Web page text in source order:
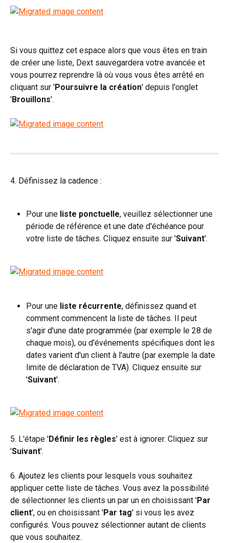
Si vous quittez cet espace alors que vous êtes en train
de créer une liste, Dext sauvegardera votre avancée et
vous pourrez reprendre là où vous vous êtes arrêté en
cliquant sur 'Poursuivre la création' depuis l'onglet
'Brouillons'.
4. Définissez la cadence :
Pour une liste ponctuelle, veuillez sélectionner une
période de référence et une date d'échéance pour
votre liste de tâches. Cliquez ensuite sur 'Suivant'.
Pour une liste récurrente, définissez quand et
comment commencent la liste de tâches. Il peut
s'agir d'une date programmée (par exemple le 28 de
chaque mois), ou d'événements spécifiques dont les
dates varient d'un client à l'autre (par exemple la date
limite de déclaration de TVA). Cliquez ensuite sur
'Suivant'.
5. L'étape 'Définir les règles' est à ignorer. Cliquez sur
'Suivant'.
6. Ajoutez les clients pour lesquels vous souhaitez
appliquer cette liste de tâches. Vous avez la possibilité
de sélectionner les clients un par un en choisissant 'Par
client', ou en choisissant 'Par tag' si vous les avez
configurés. Vous pouvez sélectionner autant de clients
que vous souhaitez.